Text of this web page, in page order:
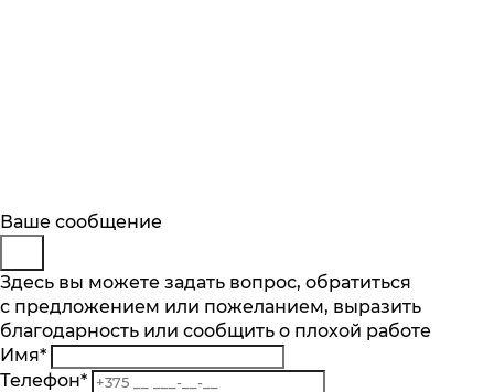
Описание
Отзывы
Основные характеристики
Количество скоростей, шт.
10
Количество насадок, шт.
Будьте в курсе
Подпишитесь на последние обновления
и узнавайте о новинках и специальных
предложениях первыми
Подписаться
Заказ обратного звонка
Представьтесь
Телефон*
Комментарий
Ваше сообщение
Здесь вы можете задать вопрос, обратиться
с предложением или пожеланием, выразить
благодарность или сообщить о плохой работе
Имя*
Телефон*